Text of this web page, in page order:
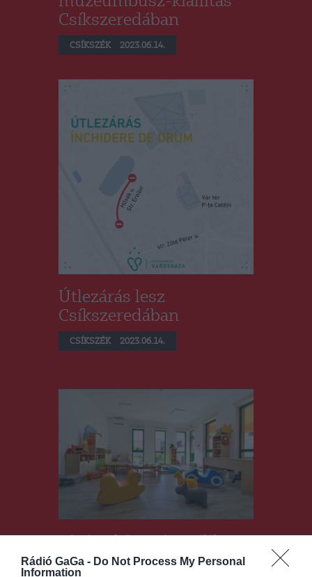
Rádió GaGa - Do Not Process My Personal
Information
Csíkszeredában
CSÍKSZÉK 2023.06.14.
Útlezárás lesz
Csíkszeredában
CSÍKSZÉK 2023.06.14.
beiratkozás a